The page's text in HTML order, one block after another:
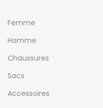
Femme
Homme
Chaussures
Sacs
Accessoires